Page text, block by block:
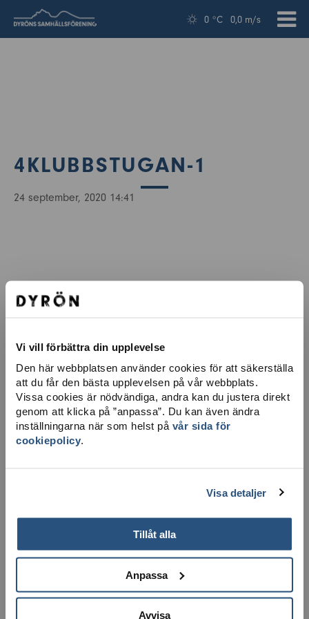
Vi vill förbättra din upplevelse
Den här webbplatsen använder cookies för att säkerställa
att du får den bästa upplevelsen på vår webbplats.
Vissa cookies är nödvändiga, andra kan du justera direkt
genom att klicka på ”anpassa”. Du kan även ändra
inställningarna när som helst på vår sida för
cookiepolicy.
Visa detaljer
Tillåt alla
Anpassa
Avvisa
0 °C 0,0 m/s
4KLUBBSTUGAN-1
24 september, 2020 14:41
LADDA NER KARTA